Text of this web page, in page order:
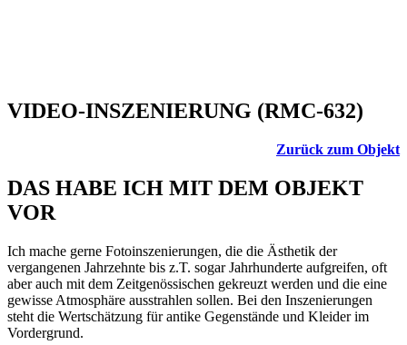
VIDEO-INSZENIERUNG (RMC-632)
Zurück zum Objekt
DAS HABE ICH MIT DEM OBJEKT
VOR
Ich mache gerne Fotoinszenierungen, die die Ästhetik der
vergangenen Jahrzehnte bis z.T. sogar Jahrhunderte aufgreifen, oft
aber auch mit dem Zeitgenössischen gekreuzt werden und die eine
gewisse Atmosphäre ausstrahlen sollen. Bei den Inszenierungen
steht die Wertschätzung für antike Gegenstände und Kleider im
Vordergrund.